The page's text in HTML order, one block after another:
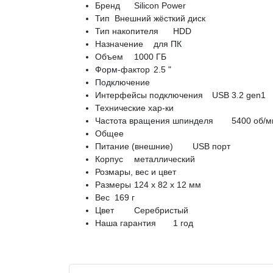
Бренд
Silicon Power
Тип
Внешний жёсткий диск
Тип накопителя
HDD
Назначение
для ПК
Объем
1000 ГБ
Форм-фактор 2.5 "
Подключение
Интерфейсы подключения
USB 3.2 gen1
Технические хар-ки
Частота вращения шпинделя
5400 об/
Общее
Питание (внешние)
USB порт
Корпус
металлический
Розмары, вес и цвет
Размеры 124 x 82 x 12 мм
Вес 169 г
Цвет
Серебристый
Наша гарантия
1 год